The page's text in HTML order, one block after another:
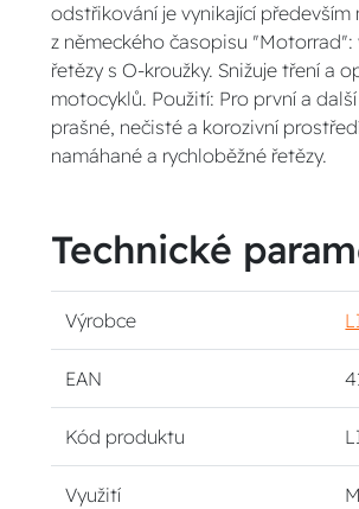
odstřikování je vynikající
z německého časopisu
řetězy s O-kroužky. Snižuje tření a
motocyklů. Použití: Pro první a
prašné, nečisté a korozivní
namáhané a rychloběžné řetězy.
Technické
Výrobce
EAN
Kód produktu
Využití